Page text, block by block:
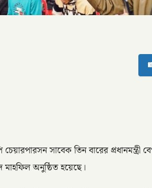
সাবেক তিন বারের প্রধানমন্ত্রী
অনুষ্ঠিত হয়েছে।